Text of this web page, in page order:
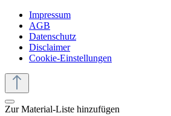
Impressum
AGB
Datenschutz
Disclaimer
Cookie-Einstellungen
Zur Material-Liste hinzufügen